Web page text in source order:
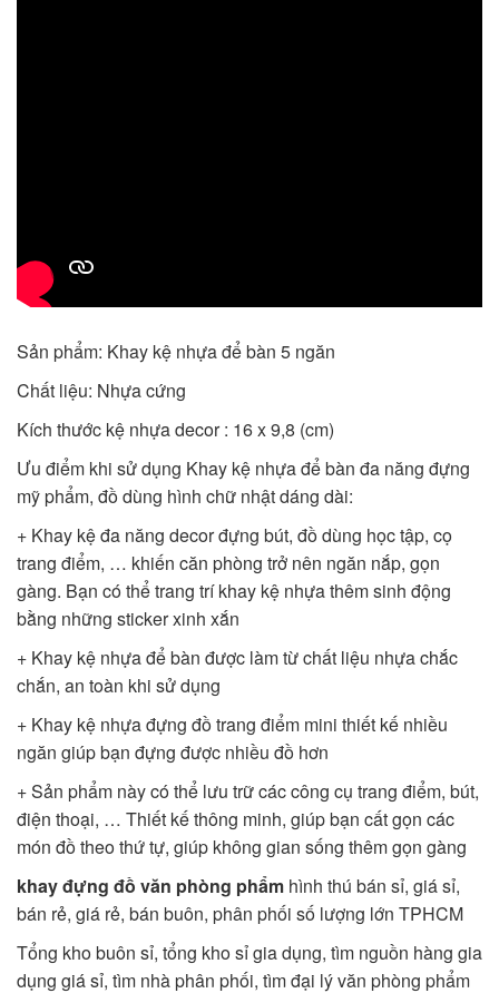
Sản phẩm: Khay kệ nhựa để bàn 5 ngăn
Chất liệu: Nhựa cứng
Kích thước kệ nhựa decor : 16 x 9,8 (cm)
Ưu điểm khi sử dụng Khay kệ nhựa để bàn đa năng đựng
mỹ phẩm, đồ dùng hình chữ nhật dáng dài:
+ Khay kệ đa năng decor đựng bút, đồ dùng học tập, cọ
trang điểm, … khiến căn phòng trở nên ngăn nắp, gọn
gàng. Bạn có thể trang trí khay kệ nhựa thêm sinh động
bằng những sticker xinh xắn
+ Khay kệ nhựa để bàn được làm từ chất liệu nhựa chắc
chắn, an toàn khi sử dụng
+ Khay kệ nhựa đựng đồ trang điểm mini thiết kế nhiều
ngăn giúp bạn đựng được nhiều đồ hơn
+ Sản phẩm này có thể lưu trữ các công cụ trang điểm, bút,
điện thoại, … Thiết kế thông minh, giúp bạn cất gọn các
món đồ theo thứ tự, giúp không gian sống thêm gọn gàng
khay đựng đồ văn phòng phẩm hình thú bán sỉ, giá sỉ,
bán rẻ, giá rẻ, bán buôn, phân phối số lượng lớn TPHCM
Tổng kho buôn sỉ, tổng kho sỉ gia dụng, tìm nguồn hàng gia
dụng giá sỉ, tìm nhà phân phối, tìm đại lý văn phòng phẩm